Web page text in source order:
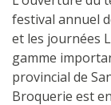
festival annuel
et les journées
gamme
provincial de
Broquerie est